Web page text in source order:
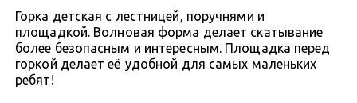
Горка детская с лестницей, поручнями и
площадкой. Волновая форма делает скатывание
более безопасным и интересным. Площадка перед
горкой делает её удобной для самых маленьких
ребят!